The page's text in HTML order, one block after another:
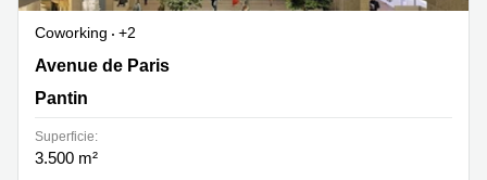
Coworking
+2
Avenue de Paris, Pantin
Avenue de Paris
Pantin
Superficie:
3.500 m²